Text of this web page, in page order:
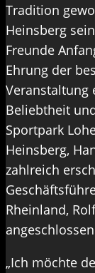
Tradition
Heinsberg
Freunde
Ehrung der
Veranstaltung
Beliebtheit
Sportpark
Heinsberg,
zahlreich
Rheinland,
„Ich möchte